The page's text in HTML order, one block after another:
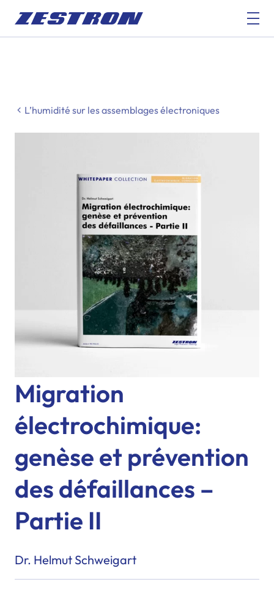
L’humidité sur les assemblages électroniques
Migration
électrochimique:
genèse et prévention
des défaillances –
Partie II
Dr. Helmut Schweigart